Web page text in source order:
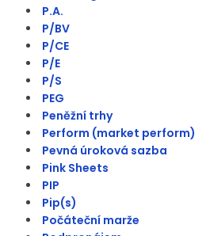
P.A.
P/BV
P/CE
P/E
P/S
PEG
Peněžní trhy
Perform (market perform)
Pevná úroková sazba
Pink Sheets
PIP
Pip(s)
Počáteční marže